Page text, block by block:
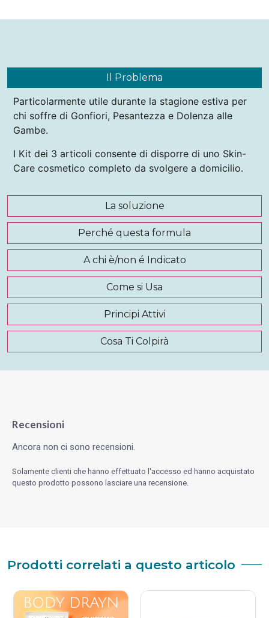
Il Problema
La soluzione
Perché questa formula
A chi è/non é Indicato
Come si Usa
Principi Attivi
Cosa Ti Colpirà
Particolarmente utile durante la stagione estiva per
chi soffre di Gonfiori, Pesantezza e Dolenza alle
Gambe.
I Kit dei 3 articoli consente di disporre di uno Skin-
Care cosmetico completo da svolgere a domicilio.
Recensioni
Ancora non ci sono recensioni.
Solamente clienti che hanno effettuato l'accesso ed hanno acquistato
questo prodotto possono lasciare una recensione.
Prodotti correlati a questo articolo